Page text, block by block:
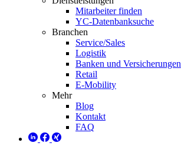
Mitarbeiter finden
YC-Datenbanksuche
Branchen
Service/Sales
Logistik
Banken und Versicherungen
Retail
E-Mobility
Mehr
Blog
Kontakt
FAQ